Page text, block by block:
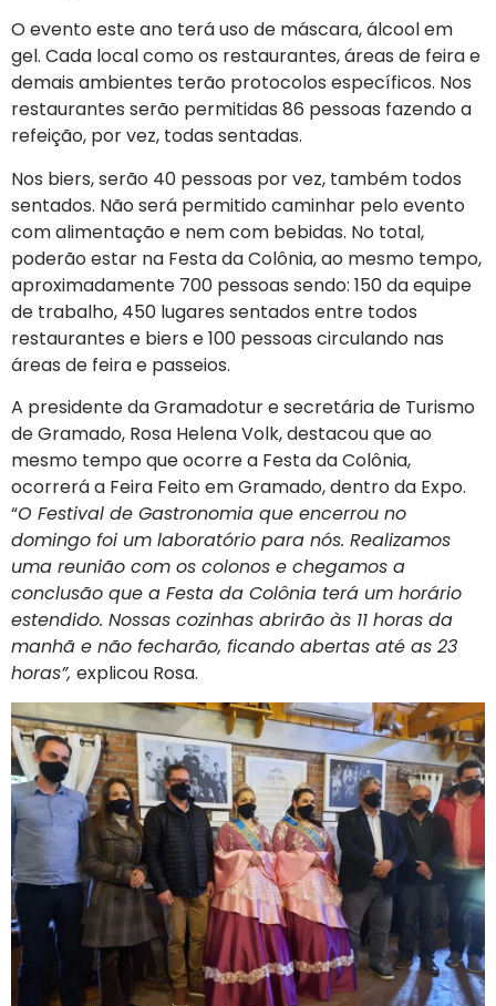
O evento este ano terá uso de máscara, álcool em
gel. Cada local como os restaurantes, áreas de feira e
demais ambientes terão protocolos específicos. Nos
restaurantes serão permitidas 86 pessoas fazendo a
refeição, por vez, todas sentadas.
Nos biers, serão 40 pessoas por vez, também todos
sentados. Não será permitido caminhar pelo evento
com alimentação e nem com bebidas. No total,
poderão estar na Festa da Colônia, ao mesmo tempo,
aproximadamente 700 pessoas sendo: 150 da equipe
de trabalho, 450 lugares sentados entre todos
restaurantes e biers e 100 pessoas circulando nas
áreas de feira e passeios.
A presidente da Gramadotur e secretária de Turismo
de Gramado, Rosa Helena Volk, destacou que ao
mesmo tempo que ocorre a Festa da Colônia,
ocorrerá a Feira Feito em Gramado, dentro da Expo.
“O Festival de Gastronomia que encerrou no
domingo foi um laboratório para nós. Realizamos
uma reunião com os colonos e chegamos a
conclusão que a Festa da Colônia terá um horário
estendido. Nossas cozinhas abrirão às 11 horas da
manhã e não fecharão, ficando abertas até as 23
horas”, explicou Rosa.